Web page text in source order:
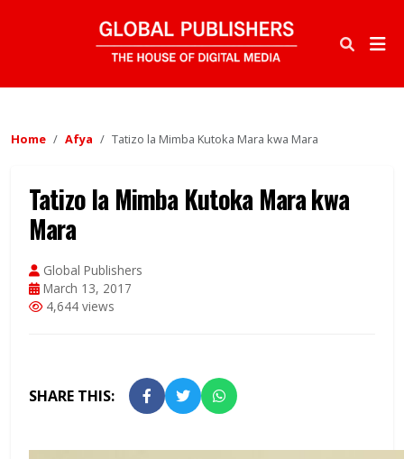
Home Afya Tatizo la Mimba Kutoka Mara kwa Mara
Tatizo la Mimba Kutoka Mara kwa
Mara
Global Publishers
March 13, 2017
4,644 views
SHARE THIS: